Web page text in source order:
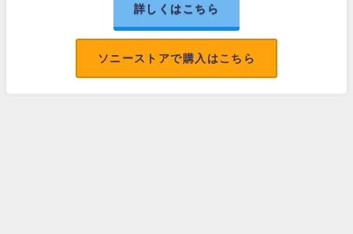
詳しくはこちら
ソニーストアで購入はこちら